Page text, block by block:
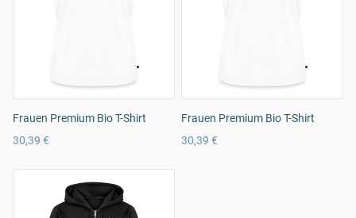
Frauen Premium Bio T-Shirt
30,39 €
Frauen Premium Bio T-Shirt
30,39 €